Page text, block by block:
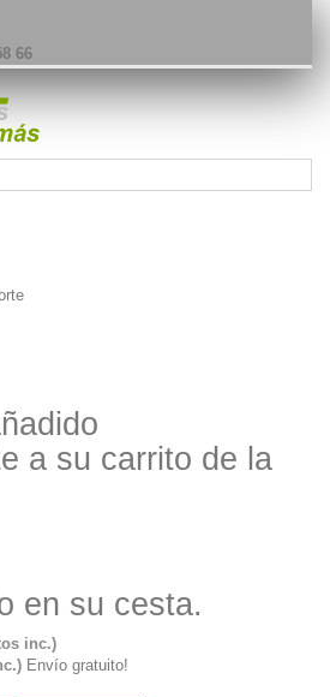
66
a su carrito de la
en su cesta.
inc.)
Envío gratuito!